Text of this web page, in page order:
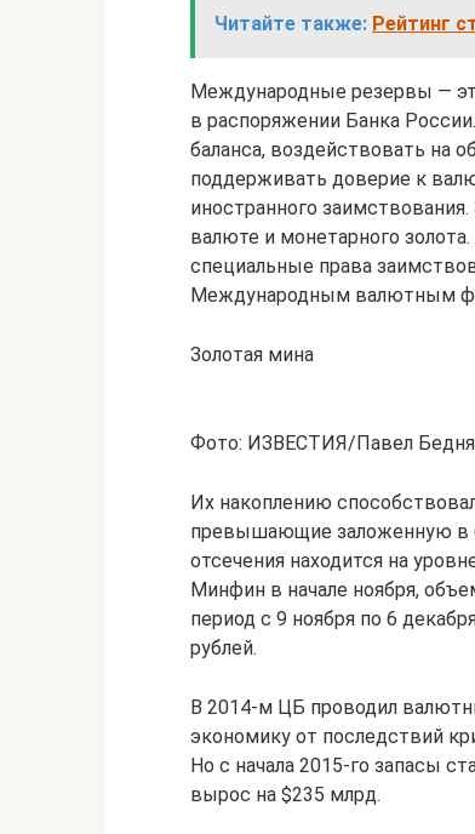
Читайте также: Рейтинг
Международные резервы —
в распоряжении Банка
баланса, воздействовать на
поддерживать доверие к
иностранного
валюте и монетарного
специальные права
Международным валютным
Золотая мина
Фото: ИЗВЕСТИЯ/Павел
Их накоплению
превышающие заложенную в
отсечения находится на
Минфин в начале ноября,
период с 9 ноября по 6
рублей.
В 2014-м ЦБ проводил
экономику от последствий
Но с начала 2015-го запасы
вырос на $235 млрд.